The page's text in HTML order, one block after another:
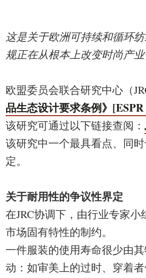
这是关于欧洲可持续和循环
规正在从根本上改变时尚产业
欧盟委员会联合研究中心（
品生态设计要求条例》
该研究可通过以下链接查阅：
该研究中一个最具看点、同
定。
关于耐用性的争议性界定
在JRC协调下，由行业专家
市场固有特性的制约。
一件服装的使用寿命很少由
动：如审美上的过时、穿着